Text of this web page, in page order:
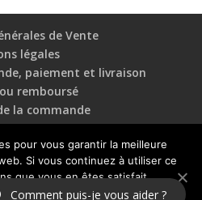
de Vente
légales
paiement et livraison
remboursé
la commande
COLLOIDAL
| TOUT DROIT
DE SERPENT/MIEL DE NIGELLE /
Comment puis-je vous aider ?
pour vous garantir la meilleure
Si vous continuez à utiliser ce
que vous en êtes satisfait.